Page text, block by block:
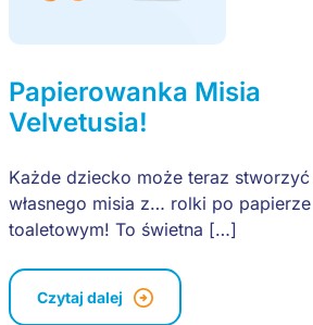
Papierowanka Misia
Velvetusia!
Każde dziecko może teraz
własnego misia z… rolki po papierze
toaletowym! To świetna […]
Czytaj dalej